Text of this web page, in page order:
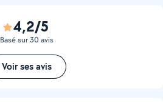
4,2/5
Basé sur 30 avis
Voir ses avis